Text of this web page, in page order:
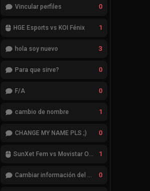
Vincular perfiles 0
HGE Esports vs KOI Fénix 1
hola soy nuevo 3
Para que sirve? 0
F/A 0
cambio de nombre 1
CHANGE MY NAME PLS ;) 0
SunXet Fem vs Movistar Optix Fem 1
Cambiar información del Team 0